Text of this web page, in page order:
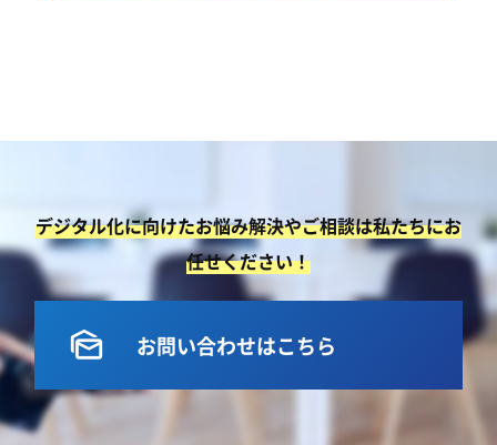
デジタル化に向けたお悩み解決やご相談は私たちにお
任せください！
mark_as_unread お問い合わせはこちら